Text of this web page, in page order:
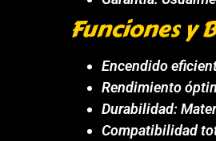
Funciones y
Encendido
Rendimiento
Durabilidad:
Compatibilidad